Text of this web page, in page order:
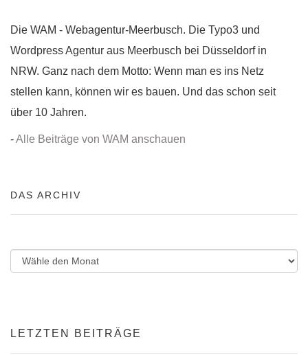
Die WAM - Webagentur-Meerbusch. Die Typo3 und
Wordpress Agentur aus Meerbusch bei Düsseldorf in
NRW. Ganz nach dem Motto: Wenn man es ins Netz
stellen kann, können wir es bauen. Und das schon seit
über 10 Jahren.
-Alle Beiträge von WAM anschauen
DAS ARCHIV
LETZTEN BEITRÄGE